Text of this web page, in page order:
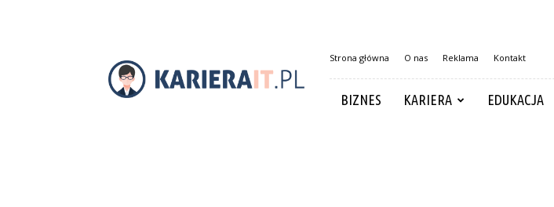
Strona główna O nas Reklama Kontakt
BIZNES KARIERA EDUKACJA